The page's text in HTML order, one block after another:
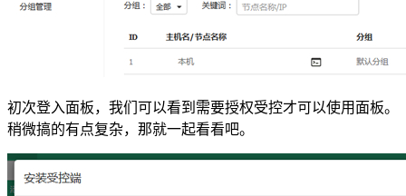
初次登入面板，我们可以看到需要授权受控才可以使用面板。
稍微搞的有点复杂，那就一起看看吧。